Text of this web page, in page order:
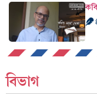
বিভাগ